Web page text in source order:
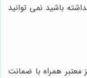
باشید نمی ‌توانید
معتبر همراه با ضمانت